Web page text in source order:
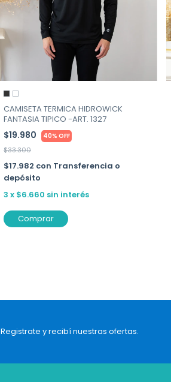
CAMISETA TERMICA HIDROWICK
FANTASIA TIPICO -ART. 1327
$19.980 40% OFF
$33.300
$17.982 con Transferencia o
depósito
3 x $6.660 sin interés
Comprar
Registrate y recibí nuestras ofertas.